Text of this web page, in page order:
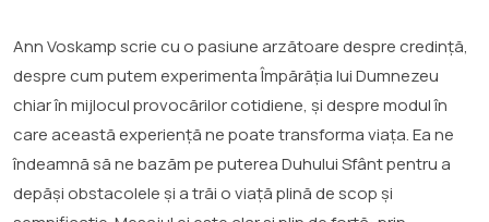
Ann Voskamp scrie cu o pasiune arzătoare despre credință,
despre cum putem experimenta Împărăția lui Dumnezeu
chiar în mijlocul provocărilor cotidiene, și despre modul în
care această experiență ne poate transforma viața. Ea ne
îndeamnă să ne bazăm pe puterea Duhului Sfânt pentru a
depăși obstacolele și a trăi o viață plină de scop și